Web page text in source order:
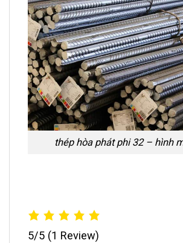
thép hòa phát phi 32 – hình
5/5 (1 Review)